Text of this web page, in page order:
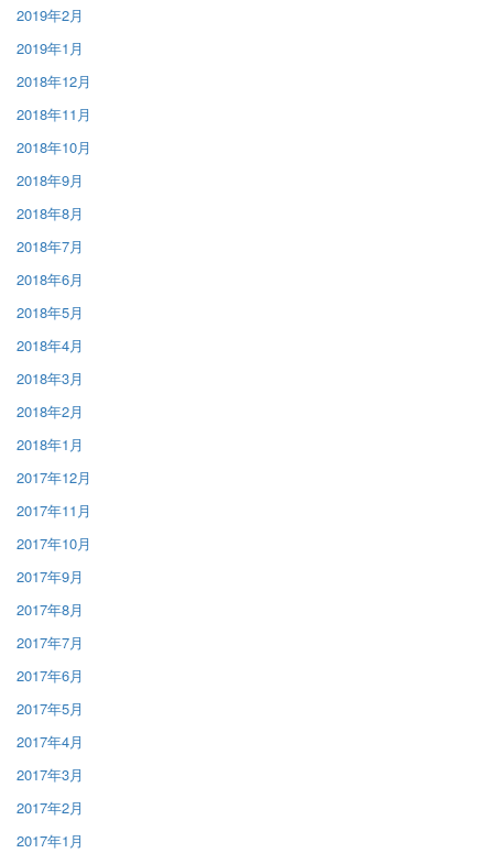
2019年2月
2019年1月
2018年12月
2018年11月
2018年10月
2018年9月
2018年8月
2018年7月
2018年6月
2018年5月
2018年4月
2018年3月
2018年2月
2018年1月
2017年12月
2017年11月
2017年10月
2017年9月
2017年8月
2017年7月
2017年6月
2017年5月
2017年4月
2017年3月
2017年2月
2017年1月